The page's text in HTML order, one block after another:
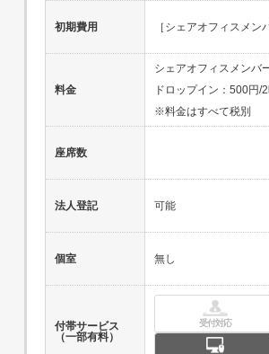
初期費用 ［シェアオフィスメン
料金
シェアオフィスメンバ
ドロップイン：500円/
※料金はすべて税別
座席数
法人登記 可能
個室 無し
付帯サービス
（一部有料）
受付対応